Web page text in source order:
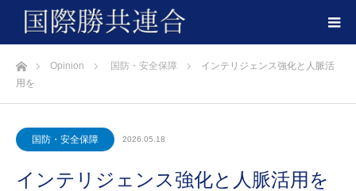
ホームOpinion 国防・安全保障
インテリジェンス強化と人脈活
用を
国防・安全保障 2026.05.18
インテリジェンス強化と人脈活用を